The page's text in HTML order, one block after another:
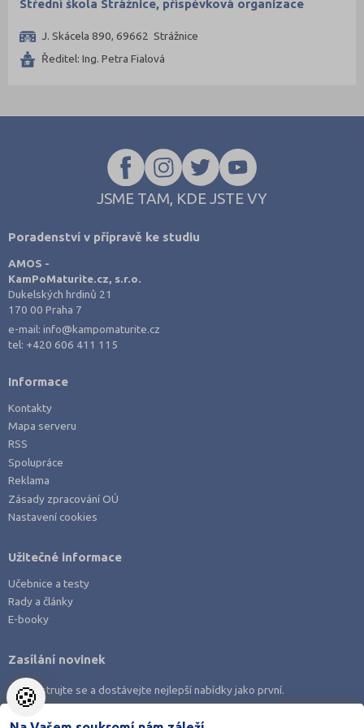
Střední škola Strážnice, příspěvková organizace
J. Skácela 890, 69662 Strážnice
Ředitel: Ing. Petra Fialová
JSME TAM, KDE JSTE VY
Poradenství v přípravě ke studiu
AMOS -
KamPoMaturite.cz, s.r.o.
Dukelských hrdinů 21
170 00 Praha 7
e-mail:info@kampomaturite.cz
tel: +420 606 411 115
Informace
Kontakty
Mapa serveru
RSS
Spolupráce
Reklama
Zásady zpracování OÚ
Nastavení cookies
Užitečné informace
Učebnice a testy
Rady a články
E-booky
Zasílání novinek
Zaregistrujte se a dostávejte nejlepší nabídky jako první.
🍪